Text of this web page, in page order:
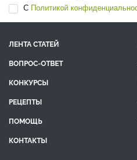
С Политикой
ЛЕНТА СТАТЕЙ
ВОПРОС-ОТВЕТ
КОНКУРСЫ
РЕЦЕПТЫ
ПОМОЩЬ
КОНТАКТЫ